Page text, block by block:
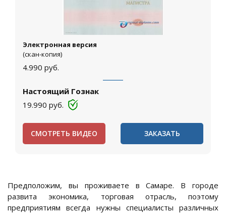
Электронная версия
(скан-копия)
4.990 руб.
Настоящий Гознак
19.990 руб.
СМОТРЕТЬ ВИДЕО ЗАКАЗАТЬ
Предположим, вы проживаете в Самаре. В городе
развита экономика, торговая отрасль, поэтому
предприятиям всегда нужны специалисты различных